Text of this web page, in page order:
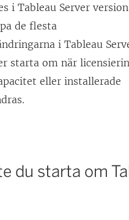
i Tableau Server version
de flesta
i Tableau
starta om när
eller installerade
du starta om